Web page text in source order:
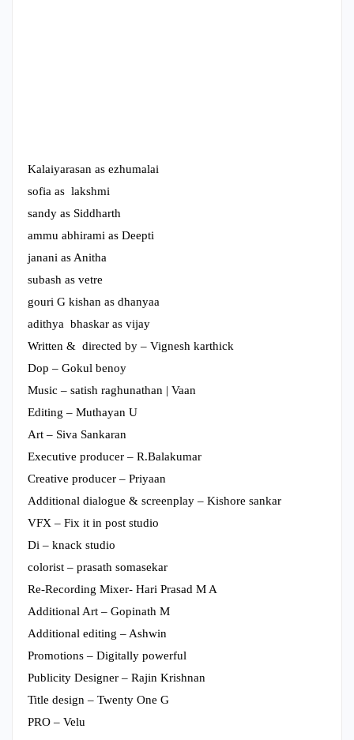
Kalaiyarasan as ezhumalai
sofia as lakshmi
sandy as Siddharth
ammu abhirami as Deepti
janani as Anitha
subash as vetre
gouri G kishan as dhanyaa
adithya bhaskar as vijay
Written & directed by – Vignesh karthick
Dop – Gokul benoy
Music – satish raghunathan | Vaan
Editing – Muthayan U
Art – Siva Sankaran
Executive producer – R.Balakumar
Creative producer – Priyaan
Additional dialogue & screenplay – Kishore sankar
VFX – Fix it in post studio
Di – knack studio
colorist – prasath somasekar
Re-Recording Mixer- Hari Prasad M A
Additional Art – Gopinath M
Additional editing – Ashwin
Promotions – Digitally powerful
Publicity Designer – Rajin Krishnan
Title design – Twenty One G
PRO – Velu